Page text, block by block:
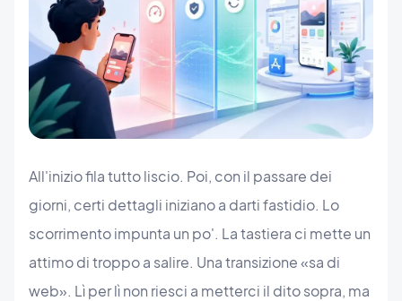
All'inizio fila tutto liscio. Poi, con il passare dei
giorni, certi dettagli iniziano a darti fastidio. Lo
scorrimento impunta un po'. La tastiera ci mette un
attimo di troppo a salire. Una transizione «sa di
web». Lì per lì non riesci a metterci il dito sopra, ma